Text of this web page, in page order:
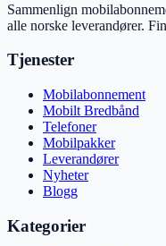
Sammenlign
alle norske leverandører.
Tjenester
Mobilabonnement
Mobilt Bredbånd
Telefoner
Mobilpakker
Leverandører
Nyheter
Blogg
Kategorier